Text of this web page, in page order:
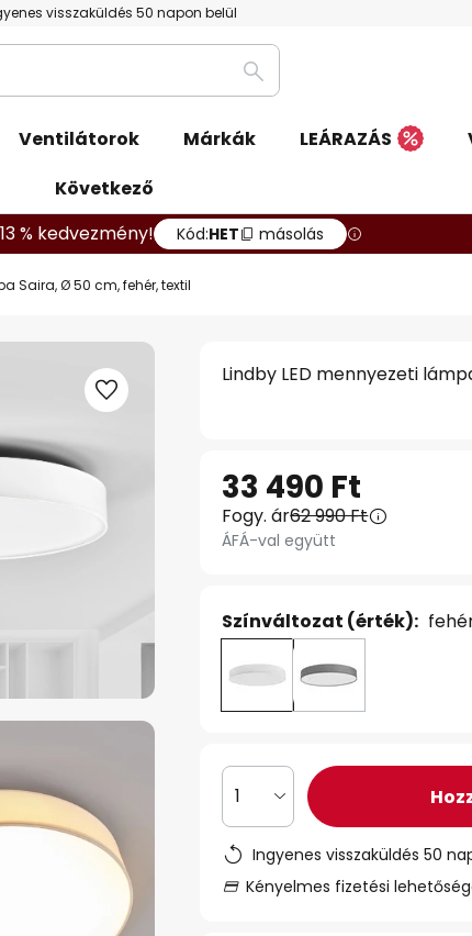
visszaküldés 50 napon belül
Keresés
Ventilátorok Márkák LEÁRAZÁS
Következő
% kedvezmény! Kód:HET másolás
Saira, Ø 50 cm, fehér, textil
Lindby LED mennyezeti
33 490 Ft
Fogy. ár62 990 Ft
ÁFÁ-val együtt
Színváltozat (érték):
1
Ingyenes visszaküldés 50
Kényelmes fizetési